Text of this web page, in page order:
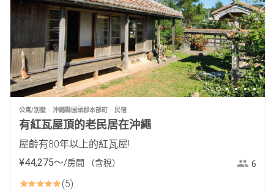
公寓/別墅 沖繩縣国頭郡本部町 民宿
有紅瓦屋頂的老民居在沖繩
屋齡有80年以上的紅瓦屋!
¥44,275〜/房間 （含稅） 6
5